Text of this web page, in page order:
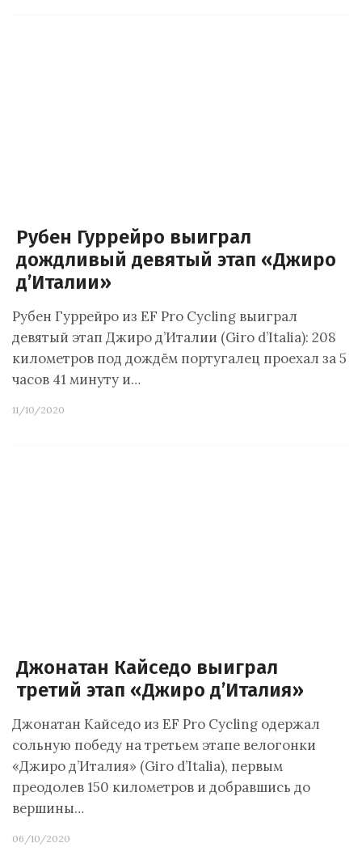
Рубен Гуррейро выиграл
дождливый девятый этап «Джиро
д’Италии»
Рубен Гуррейро из EF Pro Cycling выиграл
девятый этап Джиро д’Италии (Giro d’Italia): 208
километров под дождём португалец проехал за 5
часов 41 минуту и…
11/10/2020
Джонатан Кайседо выиграл
третий этап «Джиро д’Италия»
Джонатан Кайседо из EF Pro Cycling одержал
сольную победу на третьем этапе велогонки
«Джиро д’Италия» (Giro d’Italia), первым
преодолев 150 километров и добравшись до
вершины…
06/10/2020